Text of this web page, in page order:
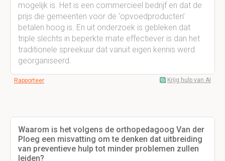
mogelijk is. Het is een commercieel bedrijf en dat de
prijs die gemeenten voor de ‘opvoedproducten’
betalen hoog is. En uit onderzoek is gebleken dat
triple slechts in beperkte mate effectiever is dan het
traditionele spreekuur dat vanuit eigen kennis werd
georganiseerd.
Rapporteer Krijg hulp van AI
Waarom is het volgens de orthopedagoog Van der
Ploeg een misvatting om te denken dat uitbreiding
van preventieve hulp tot minder problemen zullen
leiden?